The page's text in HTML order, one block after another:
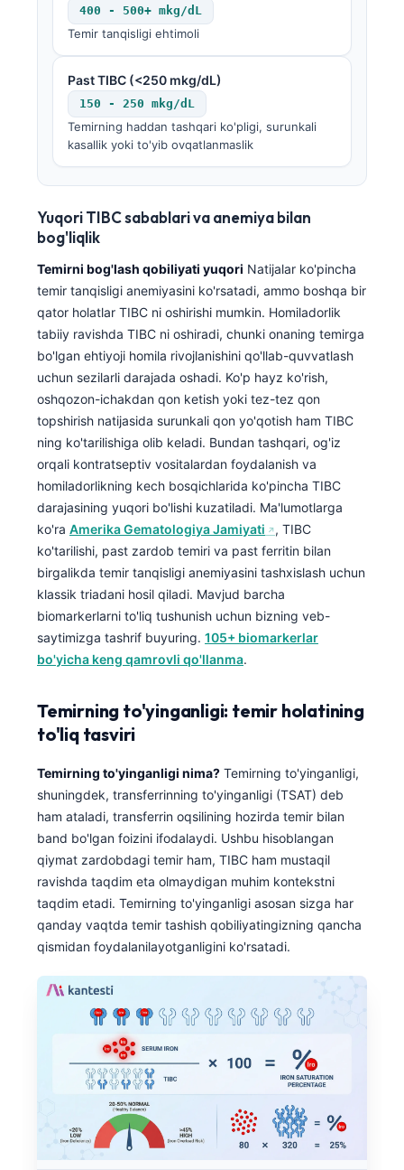
400 - 500+ mkg/dL
Temir tanqisligi ehtimoli
Past TIBC (<250 mkg/dL)
150 - 250 mkg/dL
Temirning haddan tashqari ko'pligi, surunkali
kasallik yoki to'yib ovqatlanmaslik
Yuqori TIBC sabablari va anemiya bilan
bog'liqlik
Temirni bog'lash qobiliyati yuqori Natijalar ko'pincha
temir tanqisligi anemiyasini ko'rsatadi, ammo boshqa bir
qator holatlar TIBC ni oshirishi mumkin. Homiladorlik
tabiiy ravishda TIBC ni oshiradi, chunki onaning temirga
bo'lgan ehtiyoji homila rivojlanishini qo'llab-quvvatlash
uchun sezilarli darajada oshadi. Ko'p hayz ko'rish,
oshqozon-ichakdan qon ketish yoki tez-tez qon
topshirish natijasida surunkali qon yo'qotish ham TIBC
ning ko'tarilishiga olib keladi. Bundan tashqari, og'iz
orqali kontratseptiv vositalardan foydalanish va
homiladorlikning kech bosqichlarida ko'pincha TIBC
darajasining yuqori bo'lishi kuzatiladi. Ma'lumotlarga
ko'ra Amerika Gematologiya Jamiyati
, TIBC
ko'tarilishi, past zardob temiri va past ferritin bilan
birgalikda temir tanqisligi anemiyasini tashxislash uchun
klassik triadani hosil qiladi. Mavjud barcha
biomarkerlarni to'liq tushunish uchun bizning veb-
saytimizga tashrif buyuring. 105+ biomarkerlar
bo'yicha keng qamrovli qo'llanma.
Temirning to'yinganligi: temir holatining
to'liq tasviri
Temirning to'yinganligi nima? Temirning to'yinganligi,
shuningdek, transferrinning to'yinganligi (TSAT) deb
ham ataladi, transferrin oqsilining hozirda temir bilan
band bo'lgan foizini ifodalaydi. Ushbu hisoblangan
qiymat zardobdagi temir ham, TIBC ham mustaqil
ravishda taqdim eta olmaydigan muhim kontekstni
taqdim etadi. Temirning to'yinganligi asosan sizga har
qanday vaqtda temir tashish qobiliyatingizning qancha
qismidan foydalanilayotganligini ko'rsatadi.